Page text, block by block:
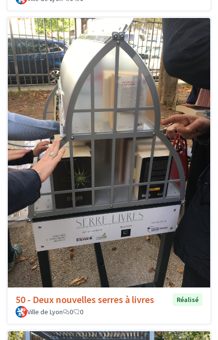
50 - Deux nouvelles serres à livres
Réalisé
Ville de Lyon
0 0